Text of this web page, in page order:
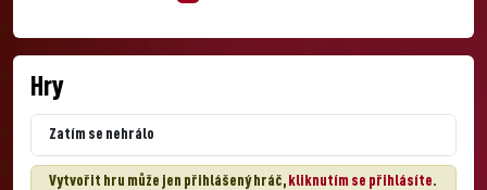
Hry
Zatím se nehrálo
Vytvořit hru může jen přihlášený hráč, kliknutím se přihlásíte.